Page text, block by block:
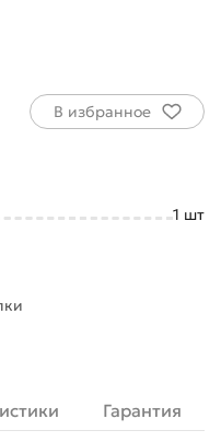
В избранное
1 шт
Гарантия